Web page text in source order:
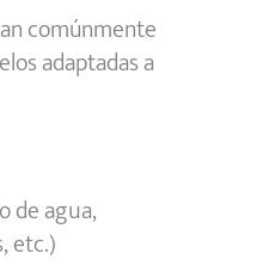
comúnmente
adaptadas a
de agua,
etc.)